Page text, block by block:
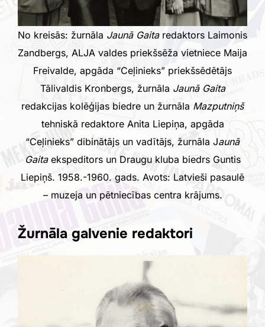
No kreisās: žurnāla Jaunā Gaitaredaktors Laimonis
Zandbergs, ALJA valdes priekšsēža vietniece Maija
Freivalde, apgāda “Ceļinieks” priekšsēdētājs
Tālivaldis Kronbergs, žurnāla Jaunā Gaita
redakcijas kolēģijas biedre un žurnāla Mazputniņš
tehniskā redaktore Anita Liepiņa, apgāda
“Ceļinieks” dibinātājs un vadītājs, žurnāla Jaunā
Gaitaekspeditors un Draugu kluba biedrs Guntis
Liepiņš. 1958.-1960. gads. Avots: Latvieši pasaulē
– muzeja un pētniecības centra krājums.
Žurnāla galvenie redaktori